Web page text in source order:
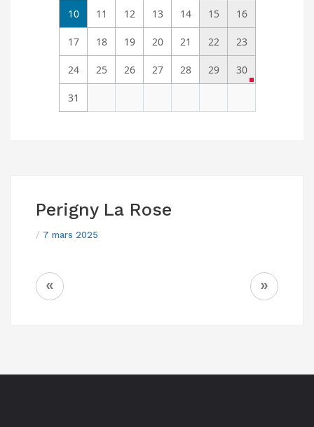
10 11 12 13 14 15 16
17 18 19 20 21 22 23
24 25 26 27 28 29 30
31
Perigny La Rose
/ 7 mars 2025
NAVIGATION
DE
« »